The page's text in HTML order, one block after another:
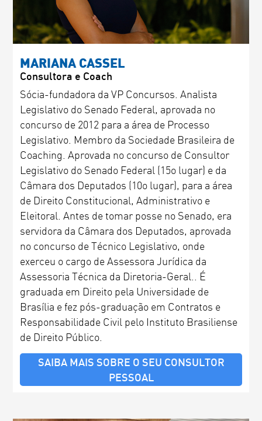
MARIANA CASSEL
Consultora e Coach
Sócia-fundadora da VP Concursos. Analista
Legislativo do Senado Federal, aprovada no
concurso de 2012 para a área de Processo
Legislativo. Membro da Sociedade Brasileira de
Coaching. Aprovada no concurso de Consultor
Legislativo do Senado Federal (15o lugar) e da
Câmara dos Deputados (10o lugar), para a área
de Direito Constitucional, Administrativo e
Eleitoral. Antes de tomar posse no Senado, era
servidora da Câmara dos Deputados, aprovada
no concurso de Técnico Legislativo, onde
exerceu o cargo de Assessora Jurídica da
Assessoria Técnica da Diretoria-Geral.. É
graduada em Direito pela Universidade de
Brasília e fez pós-graduação em Contratos e
Responsabilidade Civil pelo Instituto Brasiliense
de Direito Público.
SAIBA MAIS SOBRE O SEU CONSULTOR
PESSOAL